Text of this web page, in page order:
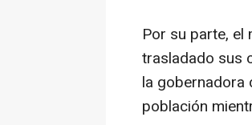
Por su parte, el
trasladado sus
la gobernadora
población